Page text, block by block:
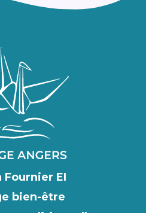
EI
bien-être